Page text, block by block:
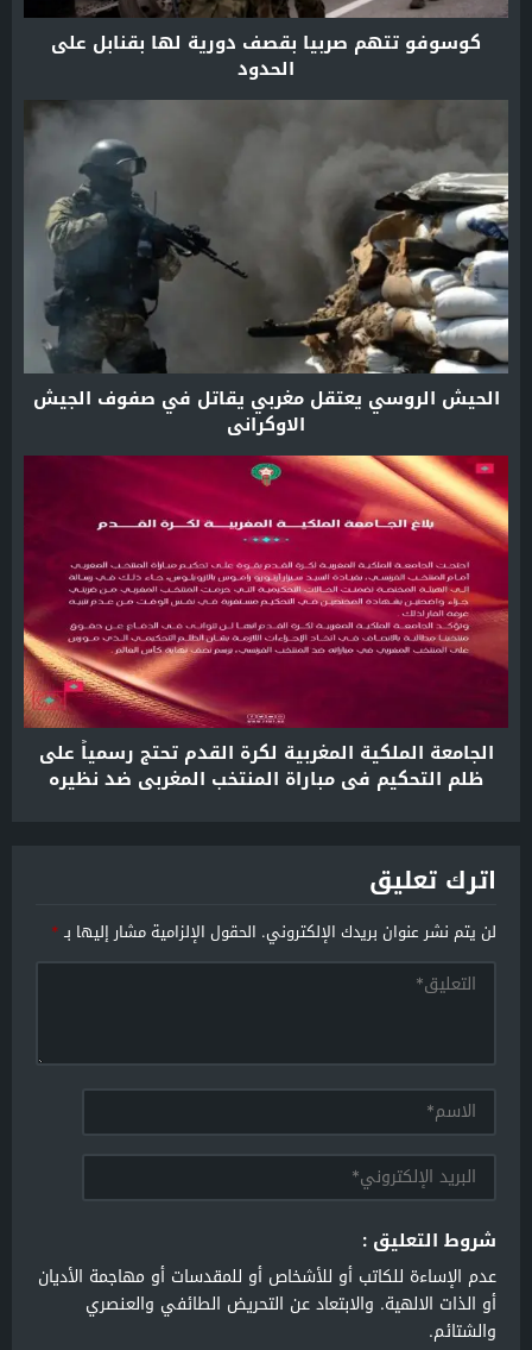
كوسوفو تتهم صربيا بقصف دورية لها بقنابل على
الحدود
الحيش الروسي يعتقل مغربي يقاتل في صفوف الجيش
الاوكراني
الجامعة الملكية المغربية لكرة القدم تحتج رسمياً على
ظلم التحكيم في مباراة المنتخب المغربي ضد نظيره
اترك تعليق
لن يتم نشر عنوان بريدك الإلكتروني. الحقول الإلزامية مشار إليها بـ*
شروط التعليق :
عدم الإساءة للكاتب أو للأشخاص أو للمقدسات أو مهاجمة الأديان
أو الذات الالهية. والابتعاد عن التحريض الطائفي والعنصري
والشتائم.